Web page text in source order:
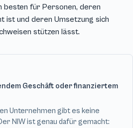
besten für Personen, deren
ist und deren Umsetzung sich
stützen lässt.
Geschäft oder finanziertem
Unternehmen gibt es keine
NIW ist genau dafür gemacht: